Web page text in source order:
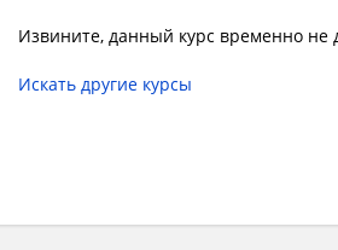
Извините, данный курс временно не
Искать другие курсы